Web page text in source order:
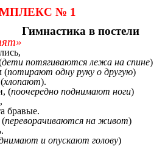
№ 1
Гимнастика в постели
дети потягиваются лежа на спине)
(потирают одну руку о другую)
хлопают).
(поочередно поднимают ноги)
бравые.
(переворачиваются на живот)
и опускают голову)